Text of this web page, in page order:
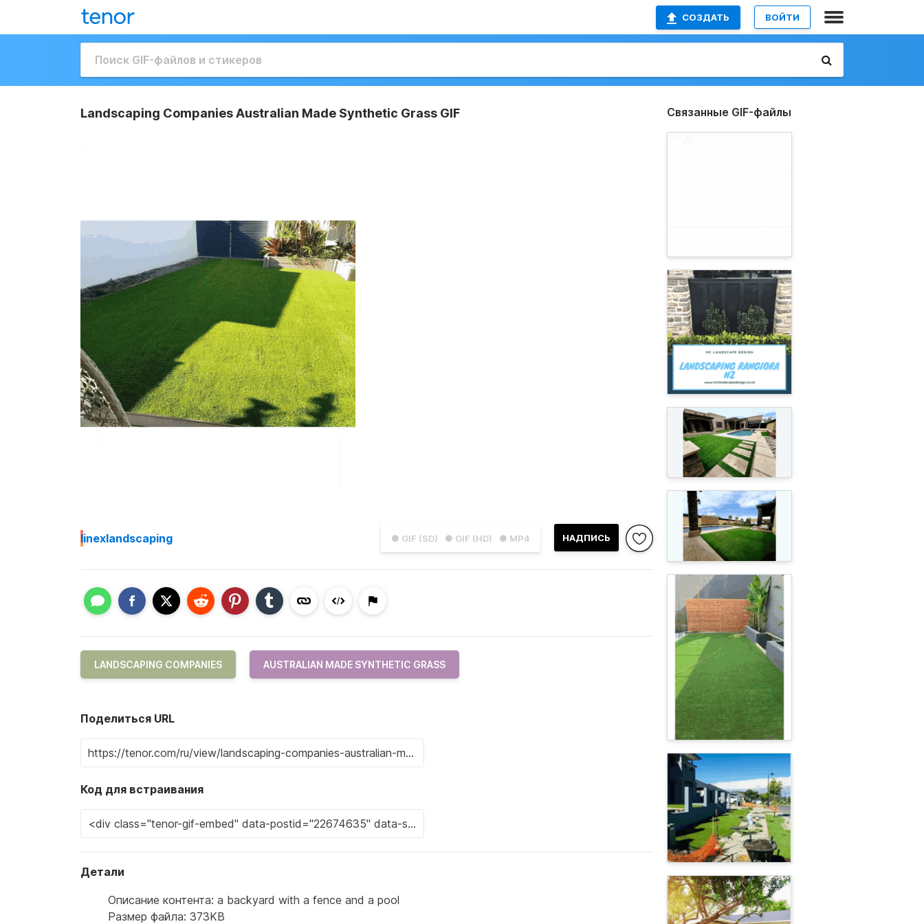
СОЗДАТЬ ВОЙТИ
Landscaping Companies Australian Made Synthetic Grass GIF
● GIF (SD) ● GIF (HD) ● MP4 НАДПИСЬ
Iinexlandscaping
LANDSCAPING COMPANIES AUSTRALIAN MADE SYNTHETIC GRASS
Поделиться URL
Код для встраивания
Детали
Описание контента: a backyard with a fence and a pool
Размер файла: 373KB
Связанные GIF-файлы